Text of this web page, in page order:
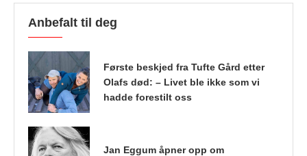
Anbefalt til deg
Første beskjed fra Tufte Gård etter
Olafs død: – Livet ble ikke som vi
hadde forestilt oss
Jan Eggum åpner opp om